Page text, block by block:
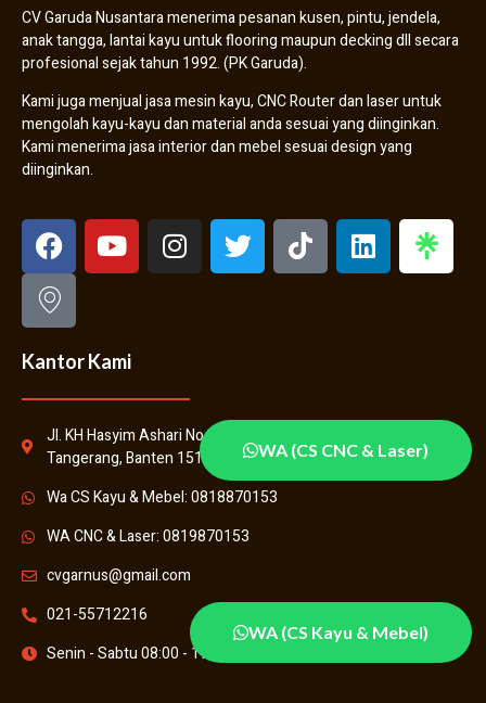
WA (CS Kayu & Mebel)
WA (CS CNC & Laser)
CV Garuda Nusantara menerima pesanan kusen, pintu, jendela,
anak tangga, lantai kayu untuk flooring maupun decking dll secara
profesional sejak tahun 1992. (PK Garuda).
Kami juga menjual jasa mesin kayu, CNC Router dan laser untuk
mengolah kayu-kayu dan material anda sesuai yang diinginkan.
Kami menerima jasa interior dan mebel sesuai design yang
diinginkan.
Kantor Kami
Jl. KH Hasyim Ashari No.31, Kenanga, Kec. Cipondoh, Kota
Tangerang, Banten 15148
Wa CS Kayu & Mebel: 0818870153
WA CNC & Laser: 0819870153
cvgarnus@gmail.com
021-55712216
Senin - Sabtu 08:00 - 17:00